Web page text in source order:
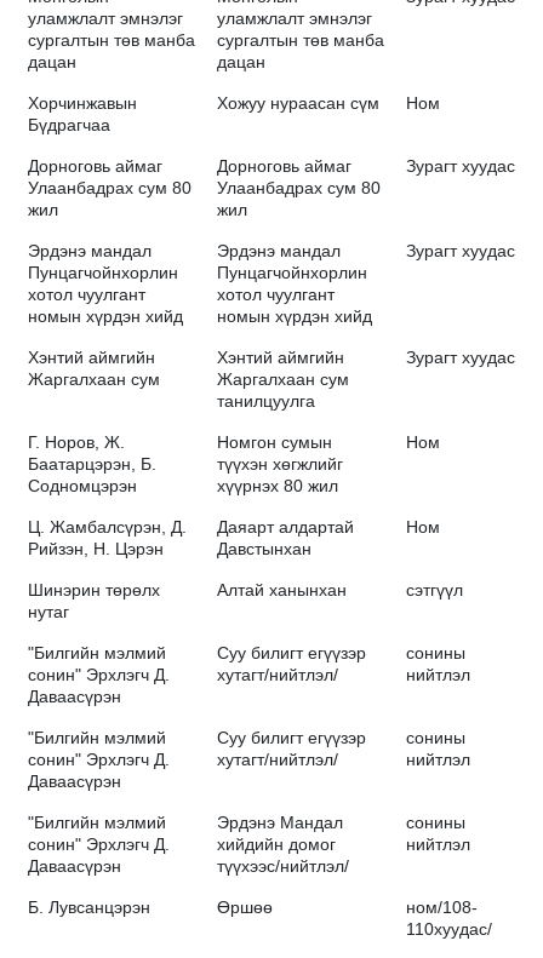
уламжлалт эмнэлэг
сургалтын төв манба
дацан
уламжлалт эмнэлэг
сургалтын төв манба
дацан
Хорчинжавын
Бүдрагчаа
Хожуу нураасан сүм Ном
Дорноговь аймаг
Улаанбадрах сум 80
жил
Дорноговь аймаг
Улаанбадрах сум 80
жил
Зурагт хуудас
Эрдэнэ мандал
Пунцагчойнхорлин
хотол чуулгант
номын хүрдэн хийд
Эрдэнэ мандал
Пунцагчойнхорлин
хотол чуулгант
номын хүрдэн хийд
Зурагт хуудас
Хэнтий аймгийн
Жаргалхаан сум
Хэнтий аймгийн
Жаргалхаан сум
танилцуулга
Зурагт хуудас
Г. Норов, Ж.
Баатарцэрэн, Б.
Содномцэрэн
Номгон сумын
түүхэн хөгжлийг
хүүрнэх 80 жил
Ном
Ц. Жамбалсүрэн, Д.
Рийзэн, Н. Цэрэн
Даяарт алдартай
Давстынхан
Ном
Шинэрин төрөлх
нутаг
Алтай ханынхан сэтгүүл
"Билгийн мэлмий
сонин" Эрхлэгч Д.
Даваасүрэн
Суу билигт егүүзэр
хутагт/нийтлэл/
сонины
нийтлэл
"Билгийн мэлмий
сонин" Эрхлэгч Д.
Даваасүрэн
Суу билигт егүүзэр
хутагт/нийтлэл/
сонины
нийтлэл
"Билгийн мэлмий
сонин" Эрхлэгч Д.
Даваасүрэн
Эрдэнэ Мандал
хийдийн домог
түүхээс/нийтлэл/
сонины
нийтлэл
Б. Лувсанцэрэн Өршөө
ном/108-
110хуудас/